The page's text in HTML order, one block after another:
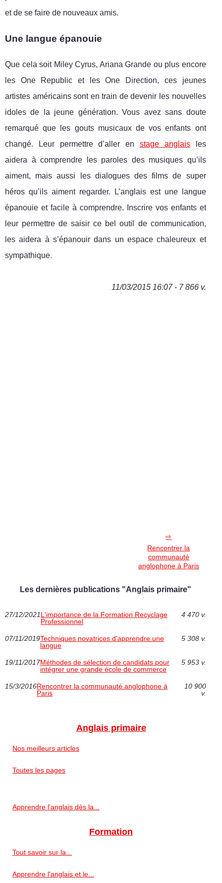
et de se faire de nouveaux amis.
Une langue épanouie
Que cela soit Miley Cyrus, Ariana Grande ou plus encore
les One Republic et les One Direction, ces jeunes
artistes américains sont en train de devenir les nouvelles
idoles de la jeune génération. Vous avez sans doute
remarqué que les gouts musicaux de vos enfants ont
changé. Leur permettre d’aller en stage anglaisles
aidera à comprendre les paroles des musiques qu’ils
aiment, mais aussi les dialogues des films de super
héros qu’ils aiment regarder. L’anglais est une langue
épanouie et facile à comprendre. Inscrire vos enfants et
leur permettre de saisir ce bel outil de communication,
les aidera à s’épanouir dans un espace chaleureux et
sympathique.
11/03/2015 16:07 - 7 866 v.
Rencontrer la
communauté
anglophone à Paris
Les dernières publications "Anglais primaire"
27/12/2021L'importance de la Formation Recyclage
Professionnel
4 470 v.
07/11/2019Techniques novatrices d'apprendre une
langue
5 308 v.
19/11/2017Méthodes de sélection de candidats pour
intégrer une grande école de commerce
5 953 v.
15/3/2016Rencontrer la communauté anglophone à
Paris
10 900
v.
Anglais primaire
Nos meilleurs articles
Toutes les pages
Apprendre l'anglais dès la...
Formation
Tout savoir sur la...
Apprendre l'anglais et le...